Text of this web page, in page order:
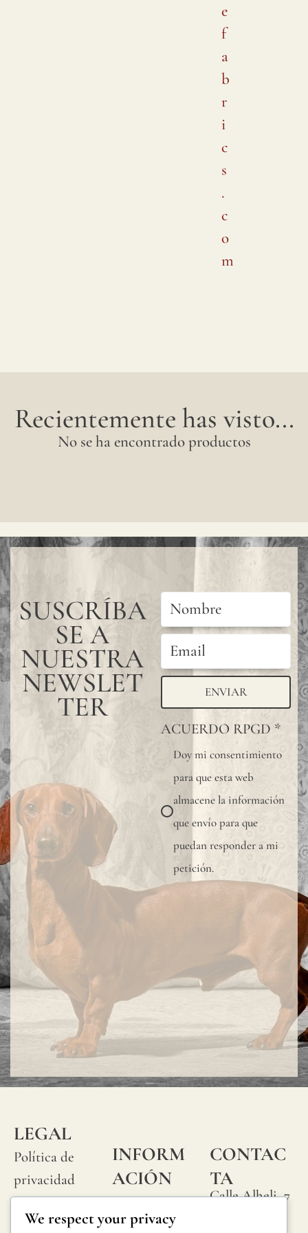
e
f
a
b
r
i
c
s
.
c
o
m
Recientemente has visto...
No se ha encontrado productos
SUSCRÍBA
SE A
NUESTRA
NEWSLET
TER ENVIAR
ACUERDO RPGD *
Doy mi consentimiento
para que esta web
almacene la información
que envío para que
puedan responder a mi
petición.
LEGAL
Política de
privacidad
Política de
INFORM
ACIÓN
Preguntas
frecuentes
CONTAC
TA
Calle Alheli, 7
We respect your privacy